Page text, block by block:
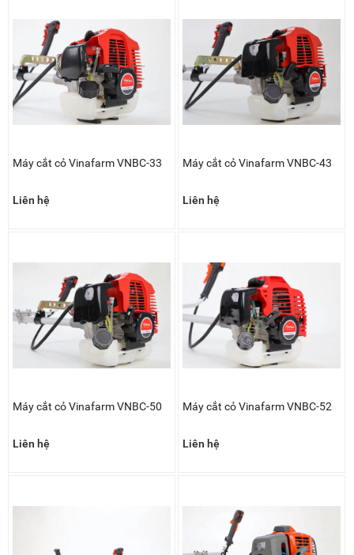
Máy cắt cỏ Vinafarm VNBC-33
Liên hệ
Máy cắt cỏ Vinafarm VNBC-43
Liên hệ
Máy cắt cỏ Vinafarm VNBC-50
Liên hệ
Máy cắt cỏ Vinafarm VNBC-52
Liên hệ